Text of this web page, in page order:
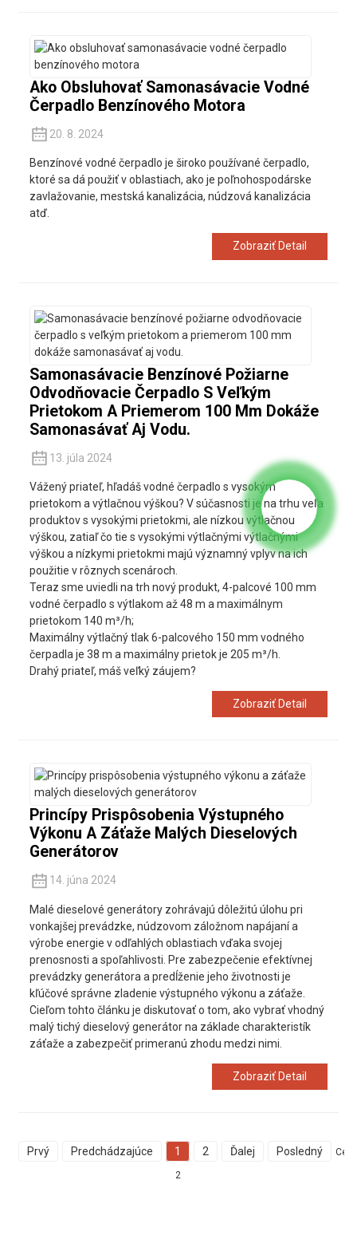
Ako Obsluhovať Samonasávacie Vodné
Čerpadlo Benzínového Motora
20. 8. 2024
Benzínové vodné čerpadlo je široko používané čerpadlo,
ktoré sa dá použiť v oblastiach, ako je poľnohospodárske
zavlažovanie, mestská kanalizácia, núdzová kanalizácia
atď.
Zobraziť Detail
Samonasávacie Benzínové Požiarne
Odvodňovacie Čerpadlo S Veľkým
Prietokom A Priemerom 100 Mm Dokáže
Samonasávať Aj Vodu.
13. júla 2024
Vážený priateľ, hľadáš vodné čerpadlo s vysokým
prietokom a výtlačnou výškou? V súčasnosti je na trhu veľa
produktov s vysokými prietokmi, ale nízkou výtlačnou
výškou, zatiaľ čo tie s vysokými výtlačnými výtlačnými
výškou a nízkymi prietokmi majú významný vplyv na ich
použitie v rôznych scenároch.
Teraz sme uviedli na trh nový produkt, 4-palcové 100 mm
vodné čerpadlo s výtlakom až 48 m a maximálnym
prietokom 140 m³/h;
Maximálny výtlačný tlak 6-palcového 150 mm vodného
čerpadla je 38 m a maximálny prietok je 205 m³/h.
Drahý priateľ, máš veľký záujem?
Zobraziť Detail
Princípy Prispôsobenia Výstupného
Výkonu A Záťaže Malých Dieselových
Generátorov
14. júna 2024
Malé dieselové generátory zohrávajú dôležitú úlohu pri
vonkajšej prevádzke, núdzovom záložnom napájaní a
výrobe energie v odľahlých oblastiach vďaka svojej
prenosnosti a spoľahlivosti. Pre zabezpečenie efektívnej
prevádzky generátora a predĺženie jeho životnosti je
kľúčové správne zladenie výstupného výkonu a záťaže.
Cieľom tohto článku je diskutovať o tom, ako vybrať vhodný
malý tichý dieselový generátor na základe charakteristík
záťaže a zabezpečiť primeranú zhodu medzi nimi.
Zobraziť Detail
Prvý Predchádzajúce 1 2 Ďalej Posledný
2